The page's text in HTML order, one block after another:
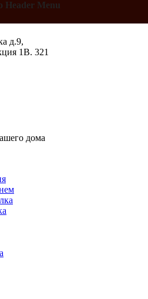
д.9,
1В. 321
дома